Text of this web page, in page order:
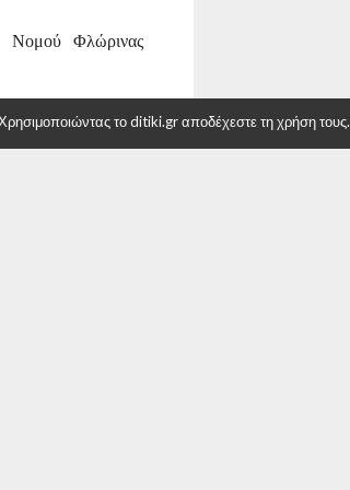
Νομού Φλώρινας
το ditiki.gr αποδέχεστε τη χρήση τους.